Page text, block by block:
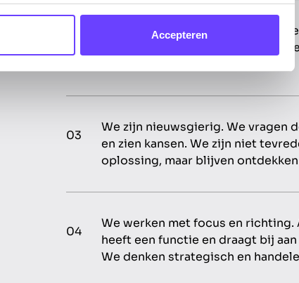
Accepteren
We maken digitale vooruitgang
Onze aanpak is helder, onze taal
03
We zijn nieuwsgierig. We vragen
en zien kansen. We zijn niet
oplossing, maar blijven
04
We werken met focus en richting.
heeft een functie en draagt bij
We denken strategisch en